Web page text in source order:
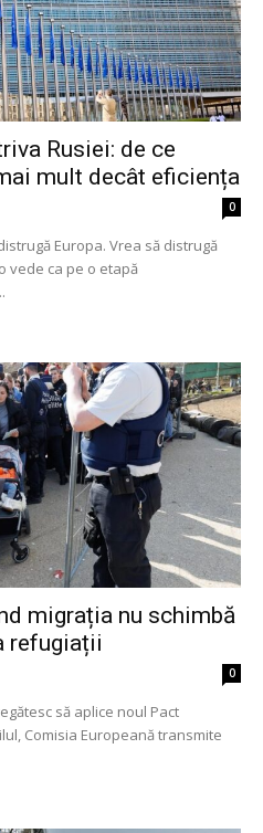
Rusiei: de ce
mult decât eficiența
0
Europa. Vrea să distrugă
vede ca pe o etapă
migrația nu schimbă
refugiații
0
să aplice noul Pact
Comisia Europeană transmite